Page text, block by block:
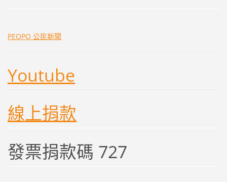
PEOPO 公民新聞
Youtube
線上捐款
發票捐款碼 727